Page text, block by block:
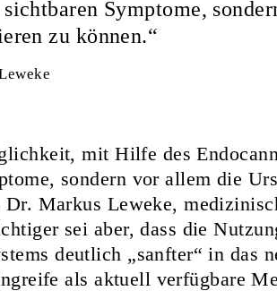
Symptome,
zu können.“
mit Hilfe des
sondern vor allem die
Dr. Markus Leweke,
sei aber, dass die
deutlich „sanfter“ in das
als aktuell verfügbare